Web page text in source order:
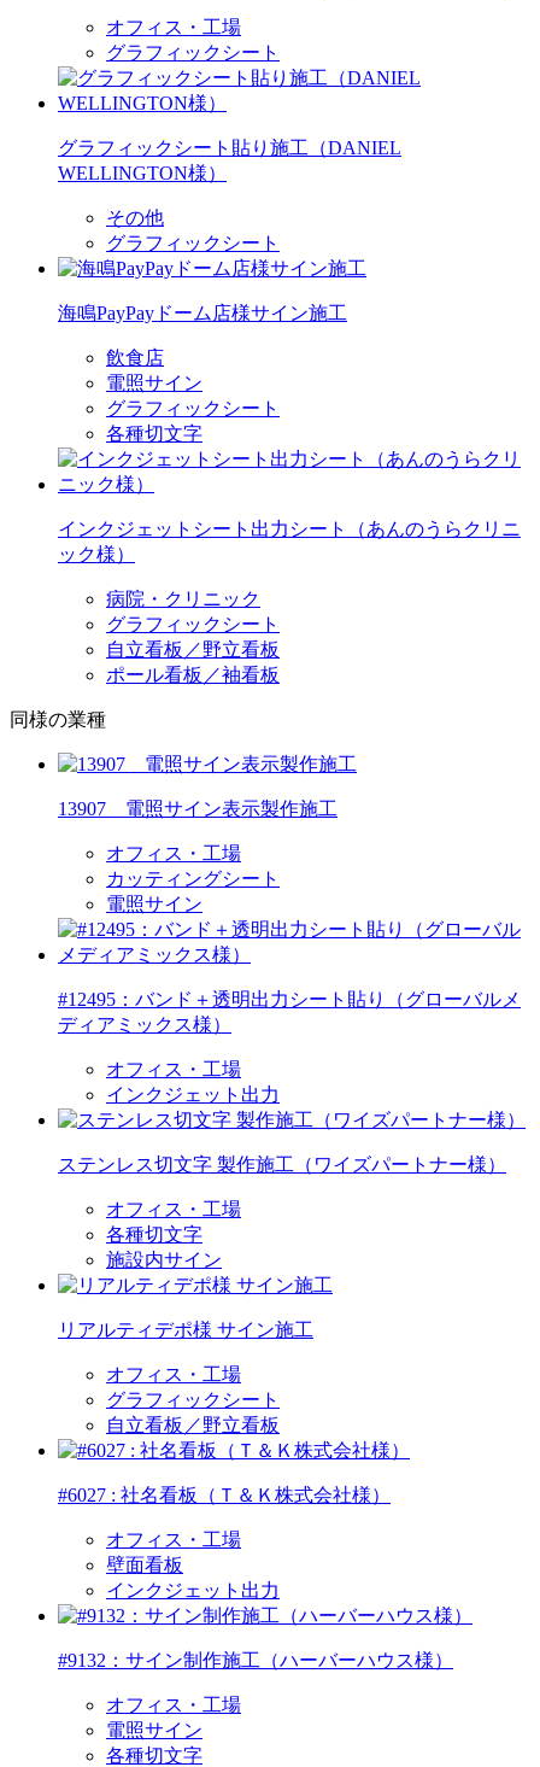
オフィス・工場
グラフィックシート
グラフィックシート貼り施工（DANIEL
WELLINGTON様）
その他
グラフィックシート
海鳴PayPayドーム店様サイン施工
飲食店
電照サイン
グラフィックシート
各種切文字
インクジェットシート出力シート（あんのうらクリニ
ック様）
病院・クリニック
グラフィックシート
自立看板／野立看板
ポール看板／袖看板
同様の業種
13907 電照サイン表示製作施工
オフィス・工場
カッティングシート
電照サイン
#12495：バンド＋透明出力シート貼り（グローバルメ
ディアミックス様）
オフィス・工場
インクジェット出力
ステンレス切文字 製作施工（ワイズパートナー様）
オフィス・工場
各種切文字
施設内サイン
リアルティデポ様 サイン施工
オフィス・工場
グラフィックシート
自立看板／野立看板
#6027 : 社名看板（Ｔ＆Ｋ株式会社様）
オフィス・工場
壁面看板
インクジェット出力
#9132：サイン制作施工（ハーバーハウス様）
オフィス・工場
電照サイン
各種切文字